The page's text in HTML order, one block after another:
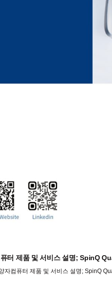
퓨터 제품 및 서비스 설명; SpinQ
자컴퓨터 제품 및 서비스 설명; SpinQ